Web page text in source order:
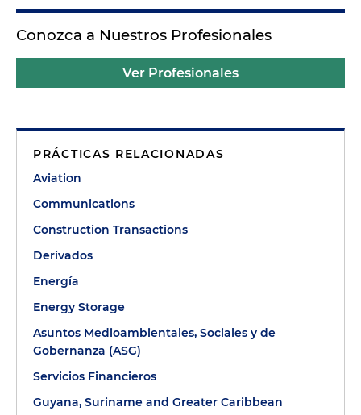
Conozca a Nuestros Profesionales
Ver Profesionales
PRÁCTICAS RELACIONADAS
Aviation
Communications
Construction Transactions
Derivados
Energía
Energy Storage
Asuntos Medioambientales, Sociales y de
Gobernanza (ASG)
Servicios Financieros
Guyana, Suriname and Greater Caribbean